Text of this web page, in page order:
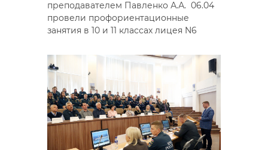
преподавателем Павленко А.А. 06.04
провели профориентационные
занятия в 10 и 11 классах лицея N6